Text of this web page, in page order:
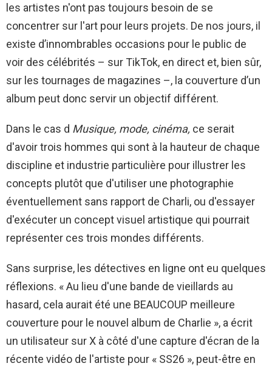
les artistes n'ont pas toujours besoin de se
concentrer sur l'art pour leurs projets. De nos jours, il
existe d’innombrables occasions pour le public de
voir des célébrités – sur TikTok, en direct et, bien sûr,
sur les tournages de magazines –, la couverture d’un
album peut donc servir un objectif différent.
Dans le cas d Musique, mode, cinéma, ce serait
d'avoir trois hommes qui sont à la hauteur de chaque
discipline et industrie particulière pour illustrer les
concepts plutôt que d'utiliser une photographie
éventuellement sans rapport de Charli, ou d'essayer
d'exécuter un concept visuel artistique qui pourrait
représenter ces trois mondes différents.
Sans surprise, les détectives en ligne ont eu quelques
réflexions. « Au lieu d'une bande de vieillards au
hasard, cela aurait été une BEAUCOUP meilleure
couverture pour le nouvel album de Charlie », a écrit
un utilisateur sur X à côté d'une capture d'écran de la
récente vidéo de l'artiste pour « SS26 », peut-être en